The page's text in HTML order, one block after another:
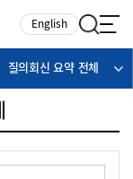
English
질의회신 요약 전체